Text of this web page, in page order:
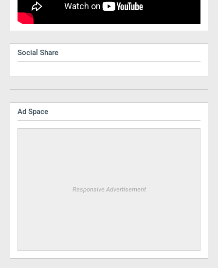
Social Share
Ad Space
Responsive Advertisement